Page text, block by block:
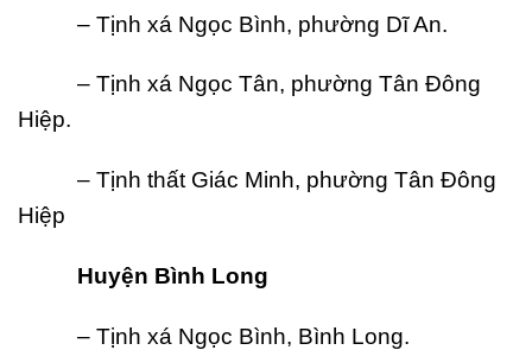
– Tịnh xá Ngọc Bình, phường Dĩ An.
– Tịnh xá Ngọc Tân, phường Tân Đông
Hiệp.
– Tịnh thất Giác Minh, phường Tân Đông
Hiệp
Huyện Bình Long
– Tịnh xá Ngọc Bình, Bình Long.